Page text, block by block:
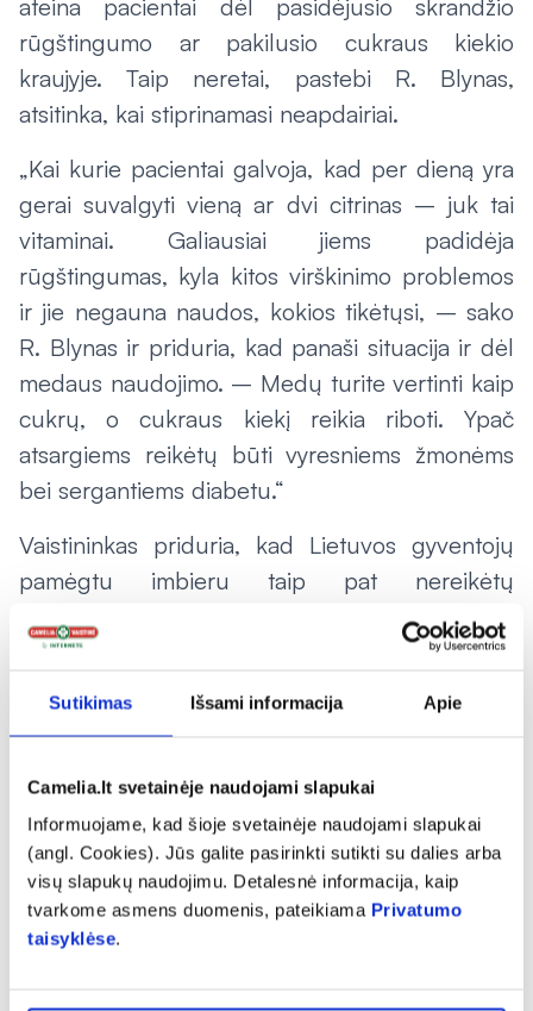
Sutikimas Išsami informacija Apie
Camelia.lt svetainėje naudojami slapukai
Informuojame, kad šioje svetainėje naudojami slapukai
(angl. Cookies). Jūs galite pasirinkti sutikti su dalies arba
visų slapukų naudojimu. Detalesnė informacija, kaip
tvarkome asmens duomenis, pateikiama Privatumo
taisyklėse.
ateina pacientai dėl pasidėjusio skrandžio
rūgštingumo ar pakilusio cukraus kiekio
kraujyje. Taip neretai, pastebi R. Blynas,
atsitinka, kai stiprinamasi neapdairiai.
„Kai kurie pacientai galvoja, kad per dieną yra
gerai suvalgyti vieną ar dvi citrinas – juk tai
vitaminai. Galiausiai jiems padidėja
rūgštingumas, kyla kitos virškinimo problemos
ir jie negauna naudos, kokios tikėtųsi, – sako
R. Blynas ir priduria, kad panaši situacija ir dėl
medaus naudojimo. – Medų turite vertinti kaip
cukrų, o cukraus kiekį reikia riboti. Ypač
atsargiems reikėtų būti vyresniems žmonėms
bei sergantiems diabetu.“
Vaistininkas priduria, kad Lietuvos gyventojų
pamėgtu imbieru taip pat nereikėtų
piknaudžiauti. Kaip ir česnakas, jis gali dirginti
skrandį, dėl to gali kilti sveikatos problemų.
5. Nepamirškite probiotikų
paskyrė vartoti antibiotikus, vaistininkas
primena kartu naudoti ir probiotikus. Galima
rinktis natūralius – raugintas daržoves, jogurtą,
kefyrą; galima ir kapsulėmis.
„Žarnyno bakterijos yra atsakingos už kai kurių